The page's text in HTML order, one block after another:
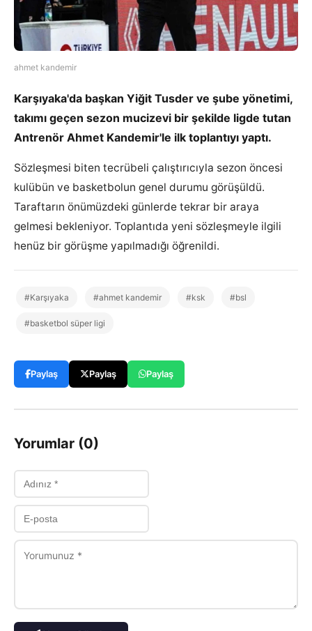
ahmet kandemir
Karşıyaka'da başkan Yiğit Tusder ve şube yönetimi,
takımı geçen sezon mucizevi bir şekilde ligde tutan
Antrenör Ahmet Kandemir'le ilk toplantıyı yaptı.
Sözleşmesi biten tecrübeli çalıştırıcıyla sezon öncesi
kulübün ve basketbolun genel durumu görüşüldü.
Taraftarın önümüzdeki günlerde tekrar bir araya
gelmesi bekleniyor. Toplantıda yeni sözleşmeyle ilgili
henüz bir görüşme yapılmadığı öğrenildi.
#Karşıyaka #ahmet kandemir #ksk #bsl
#basketbol süper ligi
Paylaş Paylaş Paylaş
Yorumlar (0)